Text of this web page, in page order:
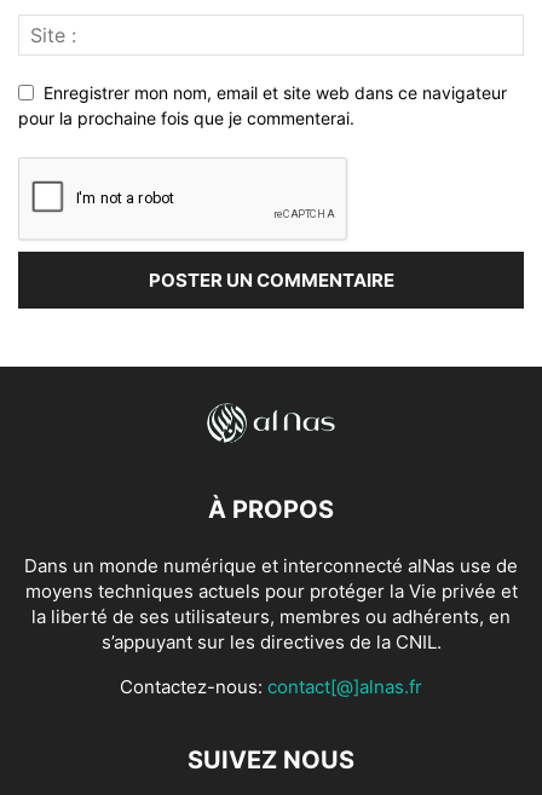
Enregistrer mon nom, email et site web dans ce navigateur
pour la prochaine fois que je commenterai.
À PROPOS
Dans un monde numérique et interconnecté alNas use de
moyens techniques actuels pour protéger la Vie privée et
la liberté de ses utilisateurs, membres ou adhérents, en
s’appuyant sur les directives de la CNIL.
Contactez-nous: contact[@]alnas.fr
SUIVEZ NOUS